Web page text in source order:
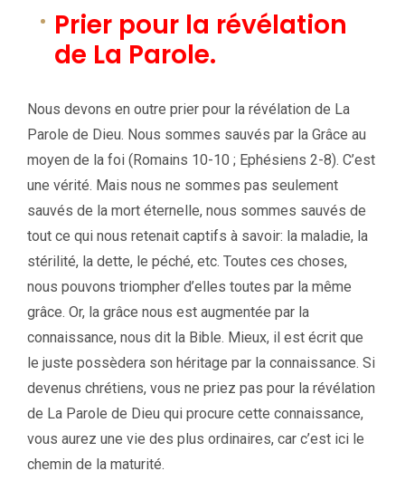
Prier pour la révélation
de La Parole.
Nous devons en outre prier pour la révélation de La
Parole de Dieu. Nous sommes sauvés par la Grâce au
moyen de la foi (Romains 10-10 ; Ephésiens 2-8). C’est
une vérité. Mais nous ne sommes pas seulement
sauvés de la mort éternelle, nous sommes sauvés de
tout ce qui nous retenait captifs à savoir: la maladie, la
stérilité, la dette, le péché, etc. Toutes ces choses,
nous pouvons triompher d’elles toutes par la même
grâce. Or, la grâce nous est augmentée par la
connaissance, nous dit la Bible. Mieux, il est écrit que
le juste possèdera son héritage par la connaissance. Si
devenus chrétiens, vous ne priez pas pour la révélation
de La Parole de Dieu qui procure cette connaissance,
vous aurez une vie des plus ordinaires, car c’est ici le
chemin de la maturité.